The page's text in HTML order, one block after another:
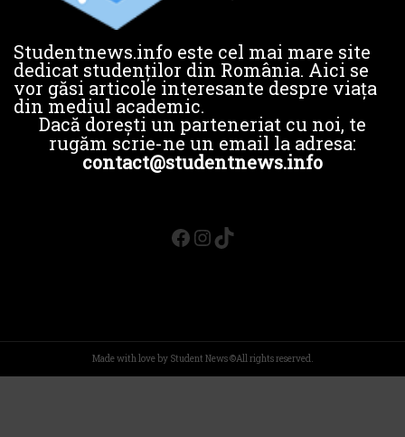
Studentnews.info este cel mai mare site
dedicat studenților din România. Aici se
vor găsi articole interesante despre viața
din mediul academic.
Dacă dorești un parteneriat cu noi, te
rugăm scrie-ne un email la adresa:
contact@studentnews.info
Facebook
Instagram
TikTok
Made with love by Student News ©All rights reserved.